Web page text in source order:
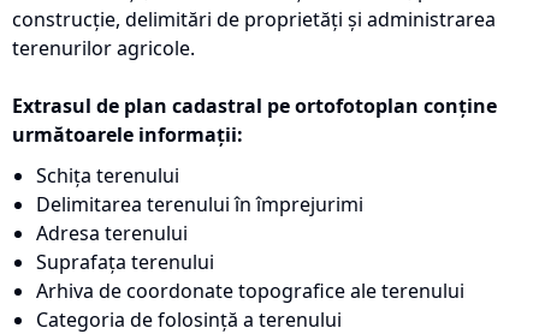
construcție, delimitări de proprietăți și administrarea
terenurilor agricole.
Extrasul de plan cadastral pe ortofotoplan conține
următoarele informații:
Schița terenului
Delimitarea terenului în împrejurimi
Adresa terenului
Suprafața terenului
Arhiva de coordonate topografice ale terenului
Categoria de folosință a terenului